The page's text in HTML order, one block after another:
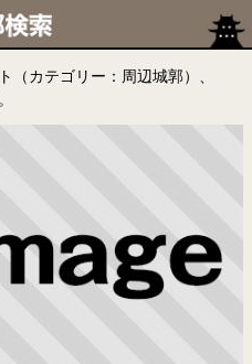
（カテゴリー：周辺城郭）、